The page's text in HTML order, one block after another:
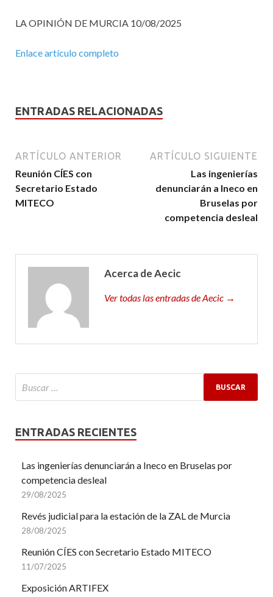
LA OPINIÓN DE MURCIA 10/08/2025
Enlace artículo completo
ENTRADAS RELACIONADAS
ARTÍCULO ANTERIOR
Reunión CÍES con
Secretario Estado
MITECO
ARTÍCULO SIGUIENTE
Las ingenierías
denunciarán a Ineco en
Bruselas por
competencia desleal
Acerca de Aecic
Ver todas las entradas de Aecic →
ENTRADAS RECIENTES
Las ingenierías denunciarán a Ineco en Bruselas por
competencia desleal
29/08/2025
Revés judicial para la estación de la ZAL de Murcia
28/08/2025
Reunión CÍES con Secretario Estado MITECO
11/07/2025
Exposición ARTIFEX